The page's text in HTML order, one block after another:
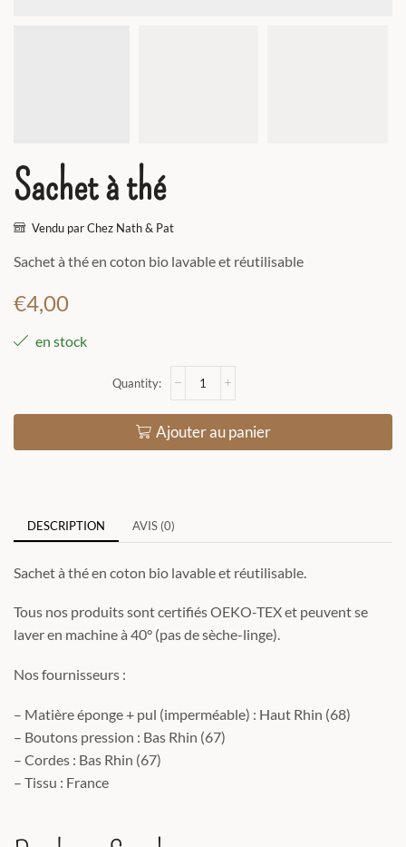
Sachet à thé
Vendu par Chez Nath & Pat
Sachet à thé en coton bio lavable et réutilisable
€4,00
en stock
Ajouter au panier
DESCRIPTION AVIS (0)
Sachet à thé en coton bio lavable et réutilisable.
Tous nos produits sont certifiés OEKO-TEX et peuvent se
laver en machine à 40° (pas de sèche-linge).
Nos fournisseurs :
– Matière éponge + pul (imperméable) : Haut Rhin (68)
– Boutons pression : Bas Rhin (67)
– Cordes : Bas Rhin (67)
– Tissu : France